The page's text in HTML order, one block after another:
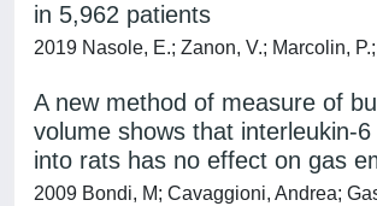
in 5,962 patients
2019 Nasole, E.; Zanon, V.; Marcolin,
A new method of measure of
volume shows that interleukin-6
into rats has no effect on gas
2009 Bondi, M; Cavaggioni, Andrea;